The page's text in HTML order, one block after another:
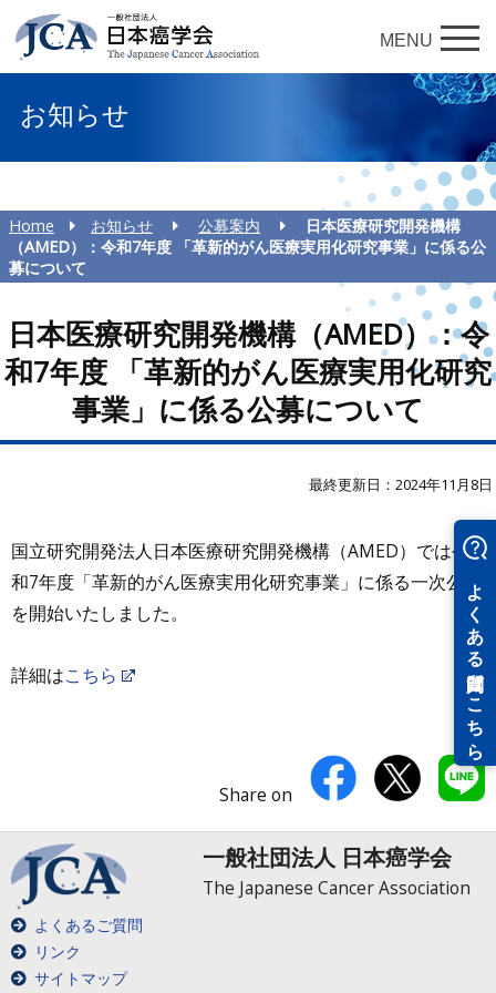
MENU
お知らせ
Home お知らせ 公募案内
日本医療研究開発機構
（AMED）：令和7年度 「革新的がん医療実用化研究事業」に係る公
募について
日本医療研究開発機構（AMED）：令
和7年度 「革新的がん医療実用化研究
事業」に係る公募について
最終更新日：2024年11月8日
国立研究開発法人日本医療研究開発機構（AMED）では令
和7年度「革新的がん医療実用化研究事業」に係る一次公募
を開始いたしました。
詳細はこちら
Share on
一般社団法人 日本癌学会
The Japanese Cancer Association
よくあるご質問
リンク
サイトマップ